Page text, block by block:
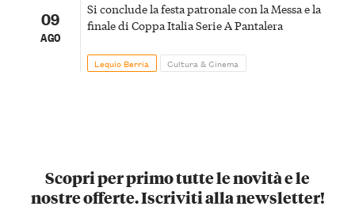
09
AGO
Si conclude la festa patronale con la Messa e la
finale di Coppa Italia Serie A Pantalera
Lequio Berria Cultura & Cinema
Scopri per primo tutte le novità e le
nostre offerte. Iscriviti alla newsletter!